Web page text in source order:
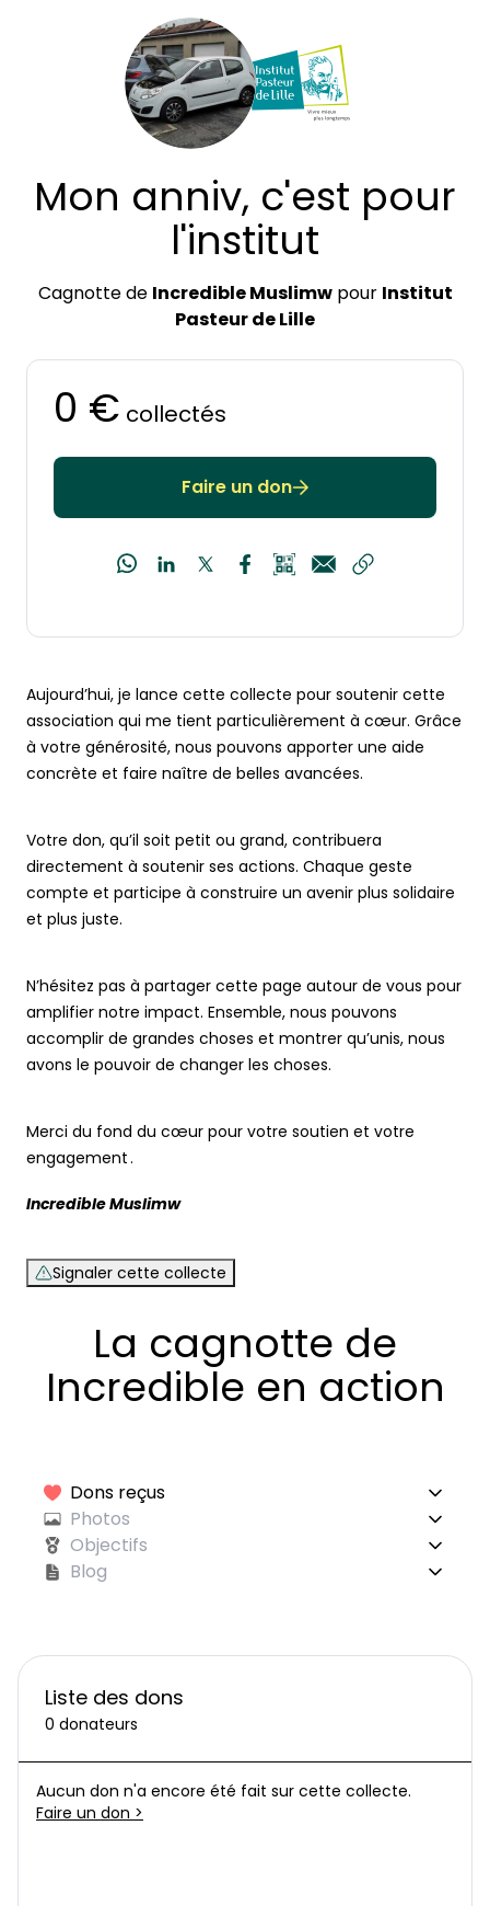
Mon anniv, c'est pour
l'institut
Cagnotte de Incredible Muslimwpour Institut
Pasteur de Lille
0 € collectés
Faire un don
Aujourd’hui, je lance cette collecte pour soutenir cette
association qui me tient particulièrement à cœur. Grâce
à votre générosité, nous pouvons apporter une aide
concrète et faire naître de belles avancées.
Votre don, qu’il soit petit ou grand, contribuera
directement à soutenir ses actions. Chaque geste
compte et participe à construire un avenir plus solidaire
et plus juste.
N’hésitez pas à partager cette page autour de vous pour
amplifier notre impact. Ensemble, nous pouvons
accomplir de grandes choses et montrer qu’unis, nous
avons le pouvoir de changer les choses.
Merci du fond du cœur pour votre soutien et votre
engagement .
Incredible Muslimw
Signaler cette collecte
La cagnotte de
Incredible en action
Dons reçus
Photos
Objectifs
Blog
Liste des dons
0 donateurs
Aucun don n'a encore été fait sur cette collecte.
Faire un don >